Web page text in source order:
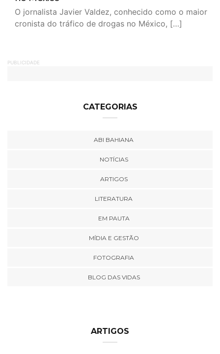
O jornalista Javier Valdez, conhecido como o maior
cronista do tráfico de drogas no México, […]
PUBLICIDADE
CATEGORIAS
ABI BAHIANA
NOTÍCIAS
ARTIGOS
LITERATURA
EM PAUTA
MÍDIA E GESTÃO
FOTOGRAFIA
BLOG DAS VIDAS
ARTIGOS